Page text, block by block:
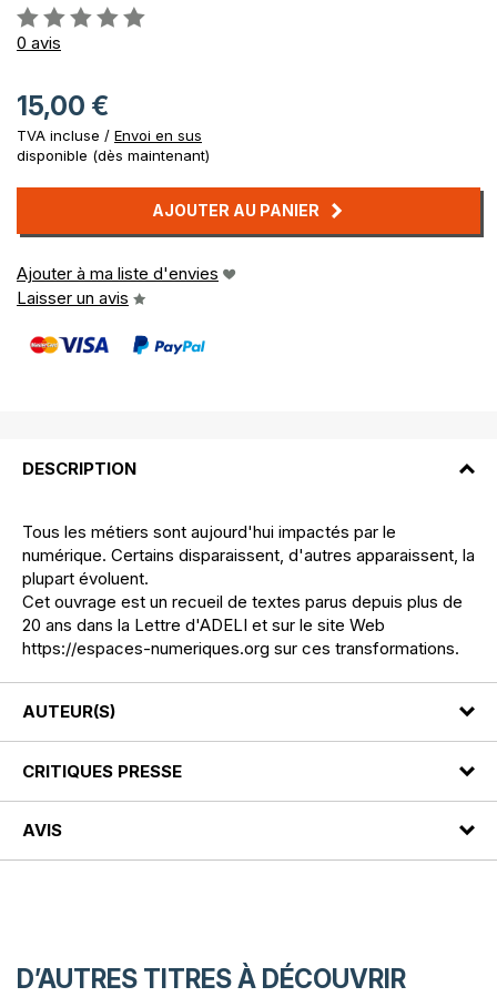
Évaluation:
0%
0 avis
15,00 €
TVA incluse / Envoi en sus
disponible (dès maintenant)
AJOUTER AU PANIER
Ajouter à ma liste d'envies
Laisser un avis
DESCRIPTION
Tous les métiers sont aujourd'hui impactés par le
numérique. Certains disparaissent, d'autres apparaissent, la
plupart évoluent.
Cet ouvrage est un recueil de textes parus depuis plus de
20 ans dans la Lettre d'ADELI et sur le site Web
https://espaces-numeriques.org sur ces transformations.
AUTEUR(S)
CRITIQUES PRESSE
AVIS
D’AUTRES TITRES À DÉCOUVRIR